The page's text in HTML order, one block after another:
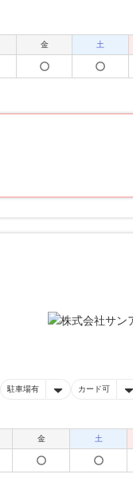
金 土
駐車場有 カード可
金 土